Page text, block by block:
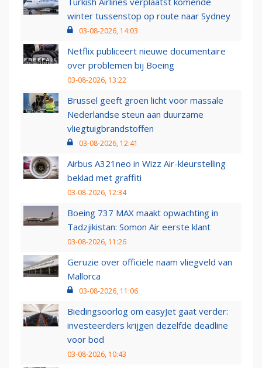
winter tussenstop op route naar Sydney
03-08-2026, 14:03
Netflix publiceert nieuwe documentaire
over problemen bij Boeing
03-08-2026, 13:22
Brussel geeft groen licht voor massale
Nederlandse steun aan duurzame
vliegtuigbrandstoffen
03-08-2026, 12:41
Airbus A321neo in Wizz Air-kleurstelling
beklad met graffiti
03-08-2026, 12:34
Boeing 737 MAX maakt opwachting in
Tadzjikistan: Somon Air eerste klant
03-08-2026, 11:26
Geruzie over officiële naam vliegveld van
Mallorca
03-08-2026, 11:06
Biedingsoorlog om easyJet gaat verder:
investeerders krijgen dezelfde deadline
voor bod
03-08-2026, 10:43